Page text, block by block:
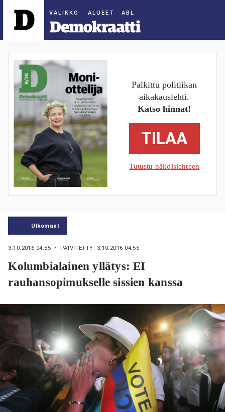
ALUEET
Palkittu politiikan
aikakauslehti.
Katso hinnat!
TILAA
Tutustu näköislehteen
Ulkomaat
3.10.2016 04:55 ・ PÄIVITETTY: 3.10.2016 04:55
Kolumbialainen yllätys: EI
rauhansopimukselle sissien kanssa